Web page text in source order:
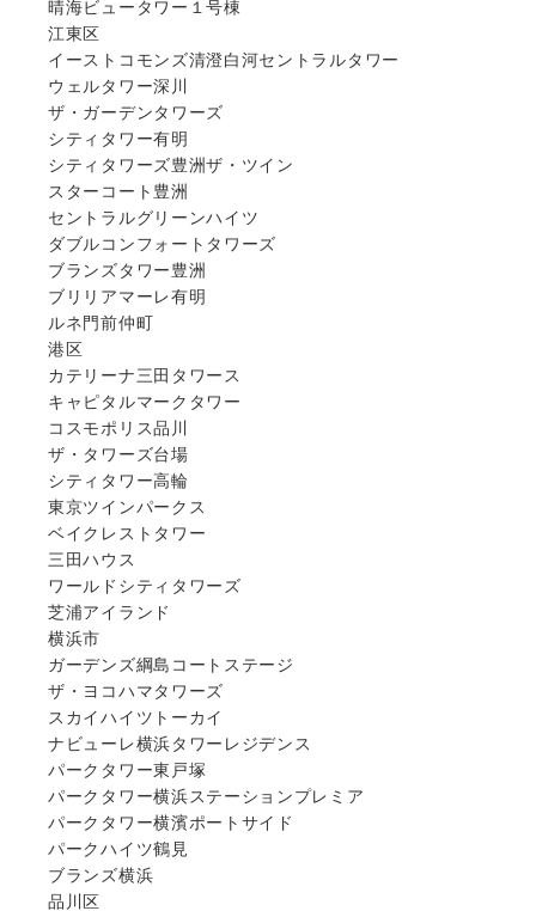
晴海ビュータワー１号棟
江東区
イーストコモンズ清澄白河セントラルタワー
ウェルタワー深川
ザ・ガーデンタワーズ
シティタワー有明
シティタワーズ豊洲ザ・ツイン
スターコート豊洲
セントラルグリーンハイツ
ダブルコンフォートタワーズ
ブランズタワー豊洲
ブリリアマーレ有明
ルネ門前仲町
港区
カテリーナ三田タワース
キャピタルマークタワー
コスモポリス品川
ザ・タワーズ台場
シティタワー高輪
東京ツインパークス
ベイクレストタワー
三田ハウス
ワールドシティタワーズ
芝浦アイランド
横浜市
ガーデンズ綱島コートステージ
ザ・ヨコハマタワーズ
スカイハイツトーカイ
ナビューレ横浜タワーレジデンス
パークタワー東戸塚
パークタワー横浜ステーションプレミア
パークタワー横濱ポートサイド
パークハイツ鶴見
ブランズ横浜
品川区